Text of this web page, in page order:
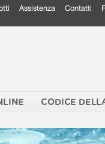
Assistenza Contatti
CODICE